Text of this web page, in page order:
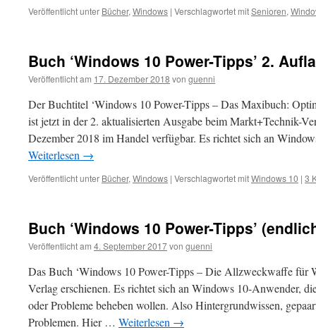
Veröffentlicht unter Bücher, Windows | Verschlagwortet mitSenioren,
Buch ‘Windows 10 Power-Tipps’ 2.
Veröffentlicht am 17. Dezember 2018 von guenni
Der Buchtitel ‘Windows 10 Power-Tipps – Das Maxibuch:
ist jetzt in der 2. aktualisierten Ausgabe beim Markt+Technik-
Dezember 2018 im Handel verfügbar. Es richtet sich an
Weiterlesen →
Veröffentlicht unter Bücher, Windows | Verschlagwortet mitWindows 10 | 3
Buch ‘Windows 10 Power-Tipps’
Veröffentlicht am 4. September 2017von guenni
Das Buch ‘Windows 10 Power-Tipps – Die Allzweckwaffe für
Verlag erschienen. Es richtet sich an Windows 10-Anwender,
oder Probleme beheben wollen. Also Hintergrundwissen,
Problemen. Hier … Weiterlesen →